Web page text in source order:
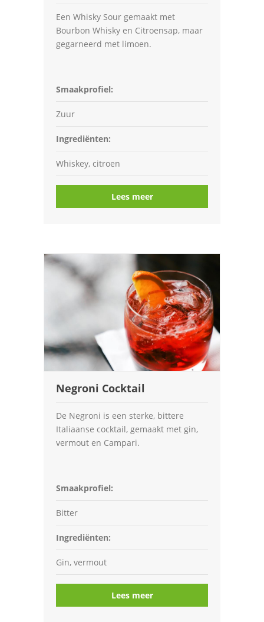
Een Whisky Sour gemaakt met
Bourbon Whisky en Citroensap, maar
gegarneerd met limoen.
Smaakprofiel:
Zuur
Ingrediënten:
Whiskey, citroen
Lees meer
Negroni Cocktail
De Negroni is een sterke, bittere
Italiaanse cocktail, gemaakt met gin,
vermout en Campari.
Smaakprofiel:
Bitter
Ingrediënten:
Gin, vermout
Lees meer